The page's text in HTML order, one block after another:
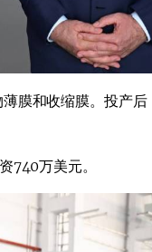
膜和收缩膜。投产
740万美元。